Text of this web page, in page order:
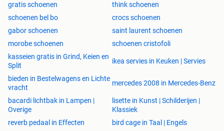
gratis schoenen
think schoenen
schoenen bel bo
crocs schoenen
gabor schoenen
saint laurent schoenen
morobe schoenen
schoenen cristofoli
kasseien gratis in Grind, Keien en
Split
ikea servies in Keuken | Servies
bieden in Bestelwagens en Lichte
vracht
mercedes 2008 in Mercedes-Benz
bacardi lichtbak in Lampen |
Overige
lisette in Kunst | Schilderijen |
Klassiek
reverb pedaal in Effecten
bird cage in Taal | Engels